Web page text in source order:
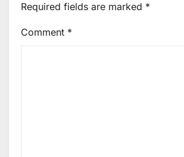
Required fields are marked *
Comment *